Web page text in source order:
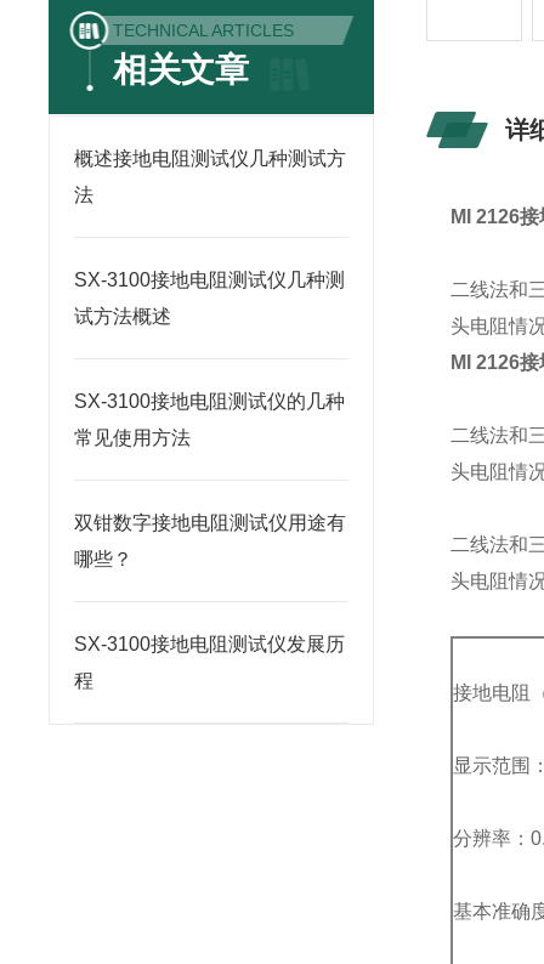
TECHNICAL ARTICLES
相关文章
概述接地电阻测试仪几种测试方
法
SX-3100接地电阻测试仪几种测
试方法概述
SX-3100接地电阻测试仪的几种
常见使用方法
双钳数字接地电阻测试仪用途有
哪些？
SX-3100接地电阻测试仪发展历
程
详
MI 2126
二线法和
头电阻情
MI 2126
二线法和
头电阻情
二线法和
头电阻情
接地电阻
显示范围
分辨率：
基本准确